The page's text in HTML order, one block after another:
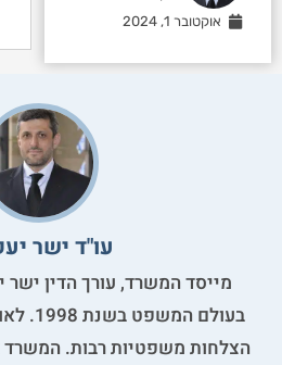
אוקטובר 1, 2024
עו"ד ישר
מייסד המשרד, עורך הדין ישר
בעולם
הצלחות משפטיות רבות.